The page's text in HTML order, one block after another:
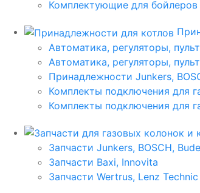
Комплектующие для бойлеров
Автоматика, регуляторы,
Автоматика, регуляторы,
Принадлежности Junkers,
Комплекты подключения для
Комплекты подключения для
Запчасти Junkers, BOSCH,
Запчасти Baxi, Innovita
Запчасти Wertrus, Lenz Technic